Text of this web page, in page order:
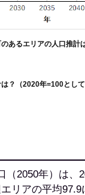
のあるエリアの人口推計
？（2020年=100とし
2050年）は、
リアの平均97.9